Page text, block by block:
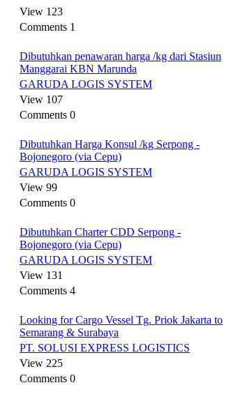
View 123
Comments 1
Dibutuhkan penawaran harga /kg dari Stasiun
Manggarai KBN Marunda
GARUDA LOGIS SYSTEM
View 107
Comments 0
Dibutuhkan Harga Konsul /kg Serpong -
Bojonegoro (via Cepu)
GARUDA LOGIS SYSTEM
View 99
Comments 0
Dibutuhkan Charter CDD Serpong -
Bojonegoro (via Cepu)
GARUDA LOGIS SYSTEM
View 131
Comments 4
Looking for Cargo Vessel Tg. Priok Jakarta to
Semarang & Surabaya
PT. SOLUSI EXPRESS LOGISTICS
View 225
Comments 0